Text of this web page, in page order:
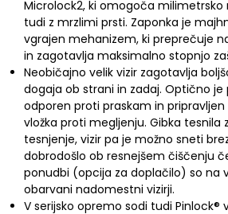
Microlock2, ki omogoča
tudi z mrzlimi prsti. Zaponka je
vgrajen mehanizem, ki preprečuje
in zagotavlja maksimalno stopnjo
Neobičajno velik vizir zagotavlja
dogaja ob strani in zadaj. Optično je
odporen proti praskam in
vložka proti megljenju. Gibka tesnila
tesnjenje, vizir pa je možno sneti
dobrodošlo ob resnejšem čiščenju
ponudbi (opcija za doplačilo) so na
obarvani nadomestni vizirji.
V serijsko opremo sodi tudi Pinlock®